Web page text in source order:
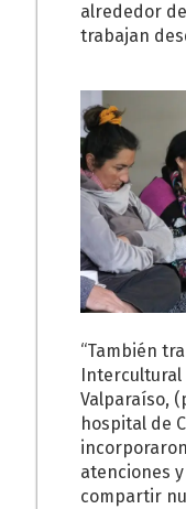
alrededor
trabajan
“También
Intercultural
Valparaíso,
hospital de
atenciones
compartir